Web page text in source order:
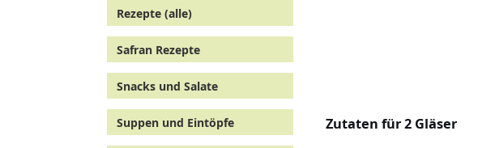
Rezepte (alle)
Safran Rezepte
Snacks und Salate
Suppen und Eintöpfe Zutaten für 2 Gläser